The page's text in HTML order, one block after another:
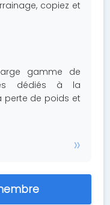
copiez et
gamme de
dédiés à la
perte de poids et